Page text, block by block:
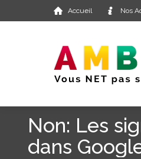
Accueil Nos
Non: Les
dans